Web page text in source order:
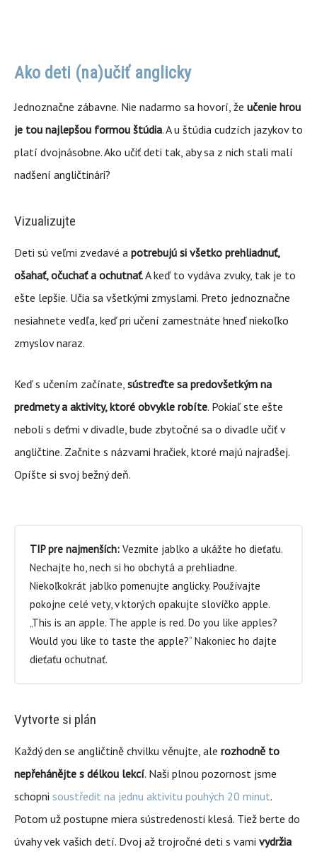
Ako deti (na)učiť anglicky
Jednoznačne zábavne. Nie nadarmo sa hovorí, že učenie hrou
je tou najlepšou formou štúdia. A u štúdia cudzích jazykov to
platí dvojnásobne. Ako učiť deti tak, aby sa z nich stali malí
nadšení angličtinári?
Vizualizujte
Deti sú veľmi zvedavé a potrebujú si všetko prehliadnuť,
ošahať, očuchať a ochutnať. A keď to vydáva zvuky, tak je to
ešte lepšie. Učia sa všetkými zmyslami. Preto jednoznačne
nesiahnete vedľa, keď pri učení zamestnáte hneď niekoľko
zmyslov naraz.
Keď s učením začínate, sústreďte sa predovšetkým na
predmety a aktivity, ktoré obvykle robíte. Pokiaľ ste ešte
neboli s deťmi v divadle, bude zbytočné sa o divadle učiť v
angličtine. Začnite s názvami hračiek, ktoré majú najradšej.
Opíšte si svoj bežný deň.
TIP pre najmenších: Vezmite jablko a ukážte ho dieťaťu.
Nechajte ho, nech si ho obchytá a prehliadne.
Niekoľkokrát jablko pomenujte anglicky. Používajte
pokojne celé vety, v ktorých opakujte slovíčko apple.
„This is an apple. The apple is red. Do you like apples?
Would you like to taste the apple?“ Nakoniec ho dajte
dieťaťu ochutnať.
Vytvorte si plán
Každý den se angličtině chvilku věnujte, ale rozhodně to
nepřehánějte s délkou lekcí. Naši plnou pozornost jsme
schopni soustředit na jednu aktivitu pouhých 20 minut.
Potom už postupne miera sústredenosti klesá. Tiež berte do
úvahy vek vašich detí. Dvoj až trojročné deti s vami vydržia